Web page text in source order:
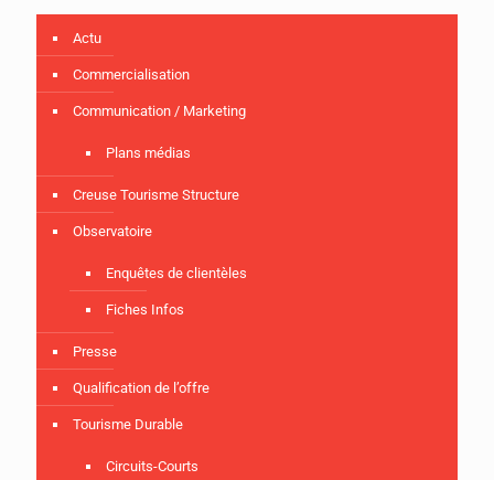
Actu
Commercialisation
Communication / Marketing
Plans médias
Creuse Tourisme Structure
Observatoire
Enquêtes de clientèles
Fiches Infos
Presse
Qualification de l’offre
Tourisme Durable
Circuits-Courts